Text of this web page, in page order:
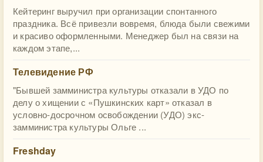
Кейтеринг выручил при организации спонтанного
праздника. Всё привезли вовремя, блюда были свежими
и красиво оформленными. Менеджер был на связи на
каждом этапе,...
Телевидение РФ
"Бывшей замминистра культуры отказали в УДО по
делу о хищении с «Пушкинских карт» отказал в
условно-досрочном освобождении (УДО) экс-
замминистра культуры Ольге ...
Freshday